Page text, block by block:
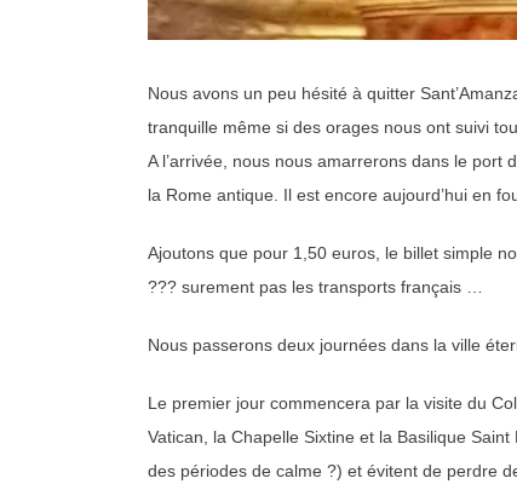
Nous avons un peu hésité à quitter
tranquille même si des orages nous ont suivi
A l’arrivée, nous nous amarrerons dans le port
la Rome antique. Il est encore aujourd’hui en
Ajoutons que pour 1,50 euros, le billet simple
??? surement pas les transports français …
Nous passerons deux journées dans la ville
Le premier jour commencera par la visite du
Vatican, la Chapelle Sixtine et la Basilique
des périodes de calme ?) et évitent de perdre